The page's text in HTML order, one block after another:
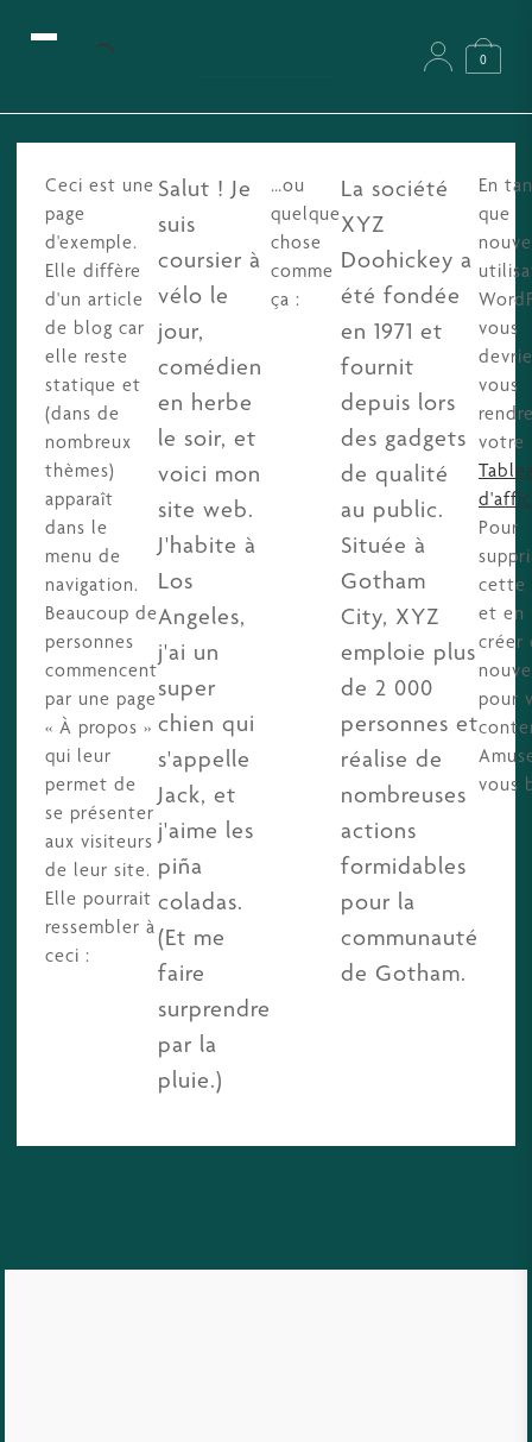
0
Ceci est une
page
d'exemple.
Elle diffère
d'un article
de blog car
elle reste
statique et
(dans de
nombreux
thèmes)
apparaît
dans le
menu de
navigation.
Beaucoup de
personnes
commencent
par une page
« À propos »
qui leur
permet de
se présenter
aux visiteurs
de leur site.
Elle pourrait
ressembler à
ceci :
Salut ! Je
suis
coursier à
vélo le
jour,
comédien
en herbe
le soir, et
voici mon
site web.
J'habite à
Los
Angeles,
j'ai un
super
chien qui
s'appelle
Jack, et
j'aime les
piña
coladas.
(Et me
faire
surprendre
par la
pluie.)
…ou
quelque
chose
comme
ça :
La société
XYZ
Doohickey a
été fondée
en 1971 et
fournit
depuis lors
des gadgets
de qualité
au public.
Située à
Gotham
City, XYZ
emploie plus
de 2 000
personnes et
réalise de
nombreuses
actions
formidables
pour la
communauté
de Gotham.
En
que
vous
vous
votre
Pour
cette
et en
créer
pour
vous